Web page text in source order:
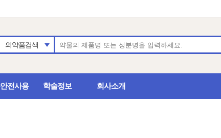
의약품검색
전사용 학술정보 회사소개